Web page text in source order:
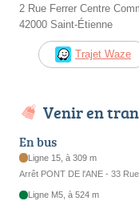
2 Rue Ferrer Centre
42000 Saint-Étienne
Trajet Waze
Venir en
En bus
Ligne 15, à 309 m
Arrêt PONT DE l'ANE - 33
Ligne M5, à 524 m